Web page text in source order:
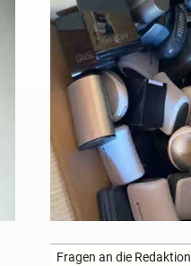
Fragen an die Redaktion